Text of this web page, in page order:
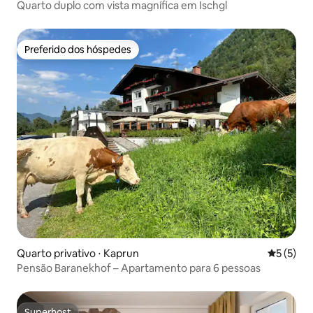
Quarto duplo com vista magnífica em Ischgl
Preferido dos hóspedes
Preferido dos hóspedes
Quarto privativo ⋅ Kaprun 5 de
5 (5)
Pensão Baranekhof – Apartamento para 6 pessoas